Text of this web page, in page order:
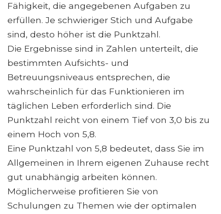
Fähigkeit, die angegebenen Aufgaben zu
erfüllen. Je schwieriger Stich und Aufgabe
sind, desto höher ist die Punktzahl.
Die Ergebnisse sind in Zahlen unterteilt, die
bestimmten Aufsichts- und
Betreuungsniveaus entsprechen, die
wahrscheinlich für das Funktionieren im
täglichen Leben erforderlich sind. Die
Punktzahl reicht von einem Tief von 3,0 bis zu
einem Hoch von 5,8.
Eine Punktzahl von 5,8 bedeutet, dass Sie im
Allgemeinen in Ihrem eigenen Zuhause recht
gut unabhängig arbeiten können.
Möglicherweise profitieren Sie von
Schulungen zu Themen wie der optimalen